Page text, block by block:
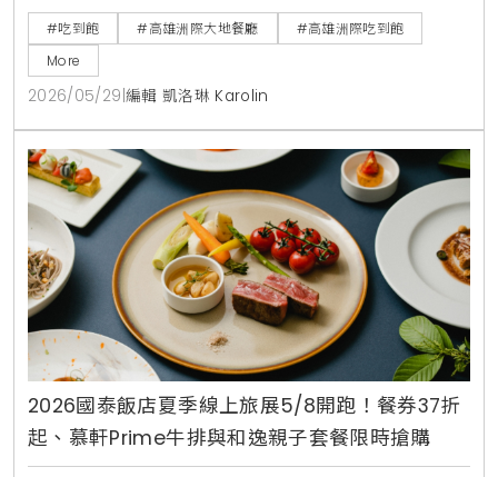
美國肋眼。活動於6月1日上午11:00開放預訂。
#吃到飽 #高雄洲際大地餐廳
#高雄洲際吃到飽
More
2026/05/29 編輯 凱洛琳 Karolin
2026國泰飯店夏季線上旅展5/8開跑！餐券37折
起、慕軒Prime牛排與和逸親子套餐限時搶購